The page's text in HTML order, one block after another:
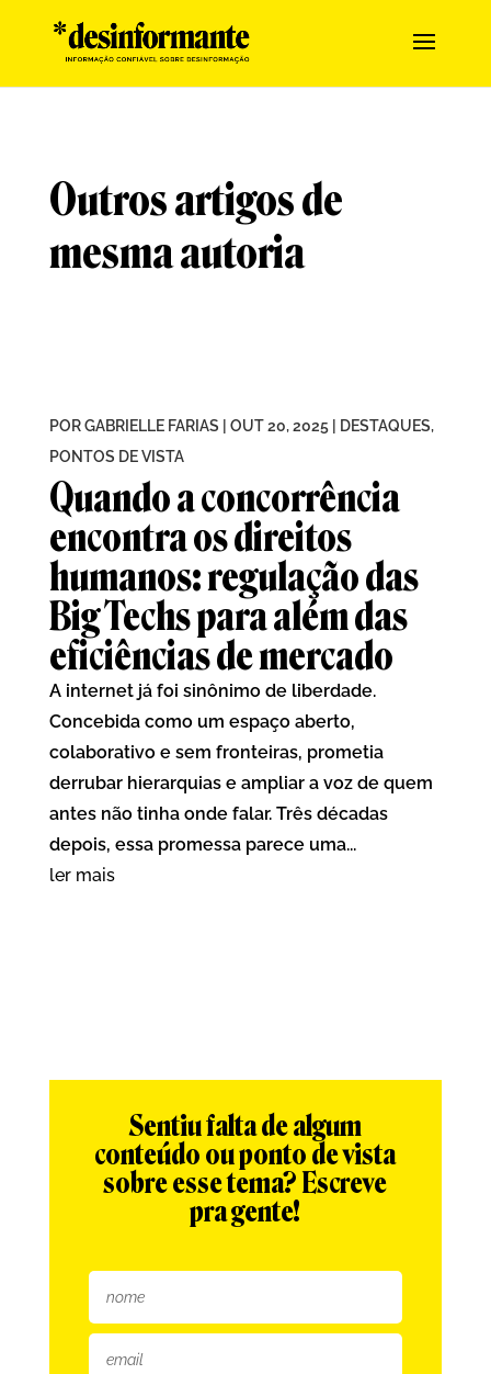
Outros artigos de
mesma autoria
Quando a concorrência
encontra os direitos
humanos: regulação das
Big Techs para além das
eficiências de mercado
PORGABRIELLE FARIAS OUT 20, 2025| DESTAQUES,
PONTOS DE VISTA
A internet já foi sinônimo de liberdade.
Concebida como um espaço aberto,
colaborativo e sem fronteiras, prometia
derrubar hierarquias e ampliar a voz de quem
antes não tinha onde falar. Três décadas
depois, essa promessa parece uma...
ler mais
Sentiu falta de algum
conteúdo ou ponto de vista
sobre esse tema? Escreve
pra gente!